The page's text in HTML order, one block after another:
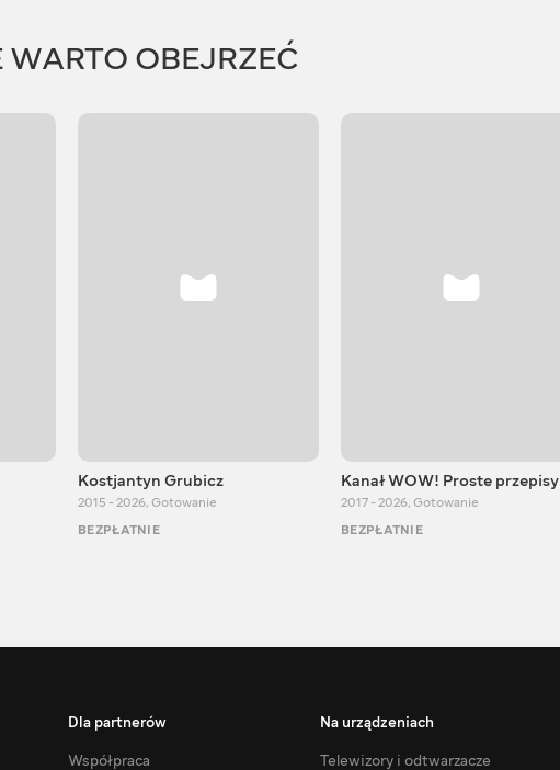
WARTO OBEJRZEĆ
Kostjantyn Grubicz
2015 - 2026, Gotowanie
BEZPŁATNIE
Kanał WOW! Proste przepisy
2017 - 2026, Gotowanie
BEZPŁATNIE
Dla partnerów
Współpraca
Na urządzeniach
Telewizory i odtwarzacze